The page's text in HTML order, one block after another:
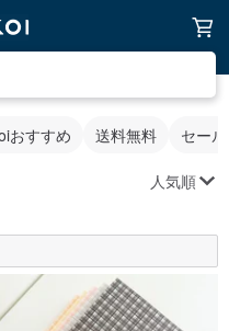
おすすめ 送料無料 セー
人気順